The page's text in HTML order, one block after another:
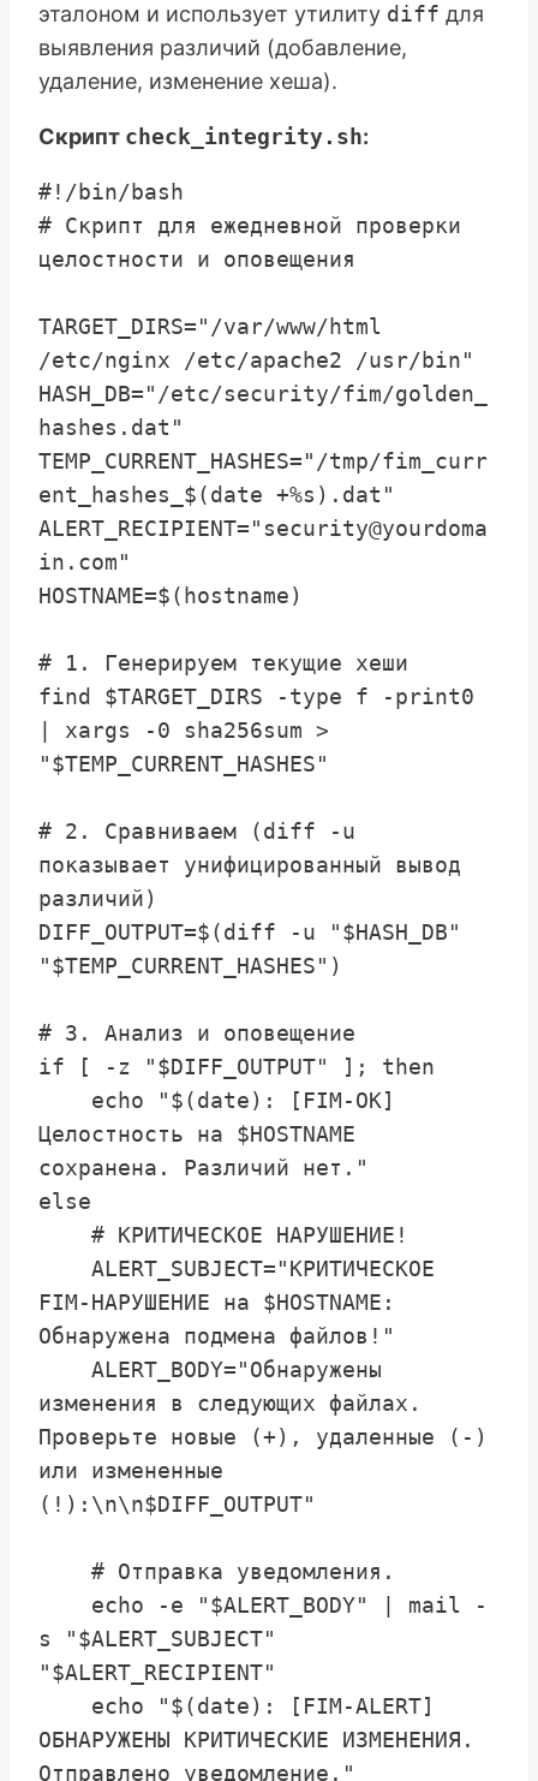
эталоном и использует утилиту diff для
выявления различий (добавление,
удаление, изменение хеша).
Скрипт check_integrity.sh:
#!/bin/bash
# Скрипт для ежедневной проверки
целостности и оповещения
TARGET_DIRS="/var/www/html
/etc/nginx /etc/apache2 /usr/bin"
HASH_DB="/etc/security/fim/golden_
hashes.dat"
TEMP_CURRENT_HASHES="/tmp/fim_curr
ent_hashes_$(date +%s).dat"
ALERT_RECIPIENT="security@yourdoma
in.com"
HOSTNAME=$(hostname)
# 1. Генерируем текущие хеши
find $TARGET_DIRS -type f -print0
| xargs -0 sha256sum >
"$TEMP_CURRENT_HASHES"
# 2. Сравниваем (diff -u
показывает унифицированный вывод
различий)
DIFF_OUTPUT=$(diff -u "$HASH_DB"
"$TEMP_CURRENT_HASHES")
# 3. Анализ и оповещение
if [ -z "$DIFF_OUTPUT" ]; then
Целостность на $HOSTNAME
сохранена. Различий нет."
else
FIM-НАРУШЕНИЕ на $HOSTNAME:
Обнаружена подмена файлов!"
изменения в следующих файлах.
Проверьте новые (+), удаленные (-)
или измененные
(!):\n\n$DIFF_OUTPUT"
s "$ALERT_SUBJECT"
"$ALERT_RECIPIENT"
ОБНАРУЖЕНЫ КРИТИЧЕСКИЕ ИЗМЕНЕНИЯ.
Отправлено уведомление."